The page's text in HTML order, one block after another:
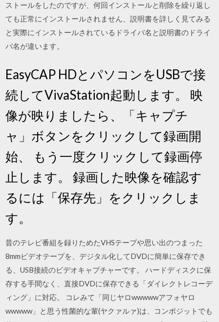
ストールをしたのですが、何回インストールと削除を繰り返し
ても正常にインストールされません、説明書を詳しく見てみる
と実際にインストールされているドライバ名と説明書のドライ
バ名が違います。
EasyCAP HDとパソコンをUSBで接
続してVivaStation起動します。 映
像が映りましたら、「キャプチ
ャ」ボタンをクリックして録画開
始、 もう一度クリックして録画停
止します。 録画した映像を確認す
るには「保存先」をクリックしま
す。
昔のテレビ番組を録りためたVHSテープや思い出のつまった
8mmビデオテープを、デジタル化してDVDに簡単に保存でき
る、USB接続のビデオキャプチャーです。 ハードディスクに保
存する手間なく、直接DVDに保存できる「ダイレクトレコーデ
ィング」に対応。 コレみて「同じヤロwwwwwアフォヤロ
wwwww」と思う性菌的な輩(ヤクァルァ)は、コンポジットでも